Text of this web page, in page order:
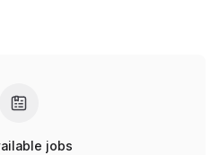
jobs